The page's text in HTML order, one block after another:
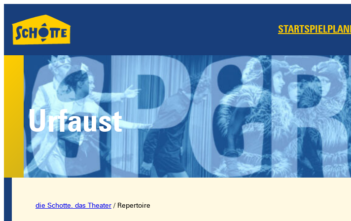
START SPIELPLAN
Urfaust
die Schotte. das Theater / Repertoire